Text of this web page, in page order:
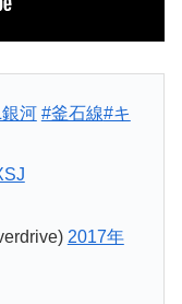
河 #釜石線#キ
2017年